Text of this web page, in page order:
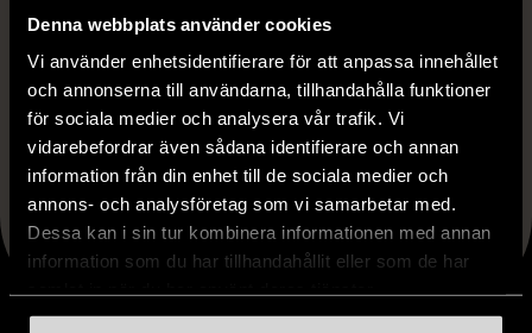
Denna webbplats använder cookies
Vi använder enhetsidentifierare för att anpassa innehållet
och annonserna till användarna, tillhandahålla funktioner
för sociala medier och analysera vår trafik. Vi
vidarebefordrar även sådana identifierare och annan
information från din enhet till de sociala medier och
annons- och analysföretag som vi samarbetar med.
Dessa kan i sin tur kombinera informationen med annan
information som du har tillhandahållit eller som de har
Dela artikeln X